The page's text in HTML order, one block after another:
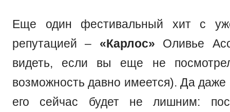
Еще один фестивальный хит с
репутацией – «Карлос» Оливье
видеть, если вы еще не
возможность давно имеется). Да даже
его сейчас будет не лишним: